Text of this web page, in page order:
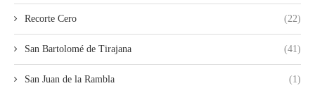
Recorte Cero (22)
San Bartolomé de Tirajana (41)
San Juan de la Rambla (1)